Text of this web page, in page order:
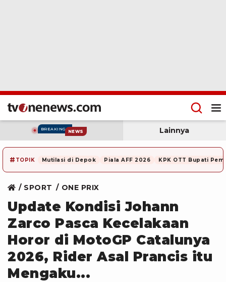
BREAKING NEWS Lainnya
# TOPIK Mutilasi di Depok Piala AFF 2026 KPK OTT Bupati
SPORT ONE PRIX
Update Kondisi Johann
Zarco Pasca Kecelakaan
Horor di MotoGP Catalunya
2026, Rider Asal Prancis itu
Mengaku...